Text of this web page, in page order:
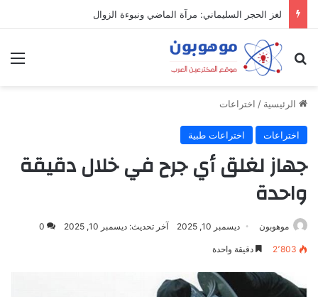
لغز الحجر السليماني: مرآة الماضي ونبوءة الزوال
بحث عن
الرئيسية / اختراعات
اختراعات اختراعات طبية
جهاز لغلق أي جرح في خلال دقيقة
واحدة
موهوبون ديسمبر 10, 2025 آخر تحديث: ديسمبر 10, 2025 0
2٬803 دقيقة واحدة